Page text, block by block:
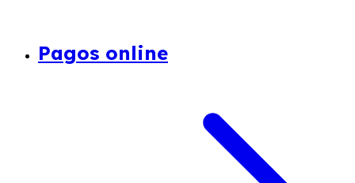
Pagos online